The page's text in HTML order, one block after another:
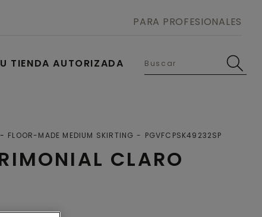
TIENDA AUTORIZADA
PARA PROFESIONALES
CLARO
FLOOR-MADE MEDIUM SKIRTING PGVFCPSK49232SP